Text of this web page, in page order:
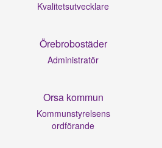
Kvalitetsutvecklare
Örebrobostäder
Administratör
Orsa kommun
Kommunstyrelsens
ordförande